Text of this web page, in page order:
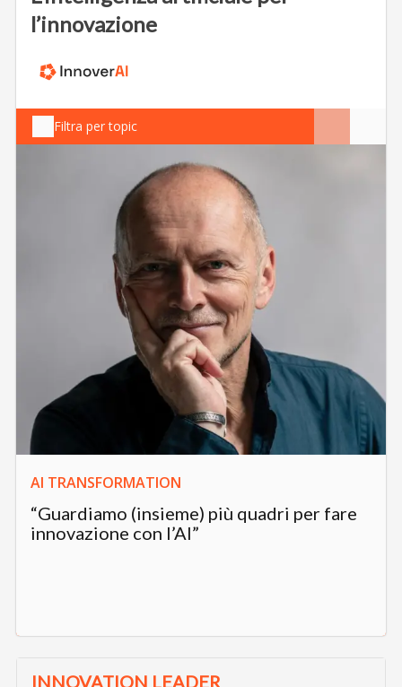
l’innovazione
Filtra per topic
AI TRANSFORMATION
“Guardiamo (insieme) più quadri per fare
innovazione con l’AI”
INNOVATION LEADER